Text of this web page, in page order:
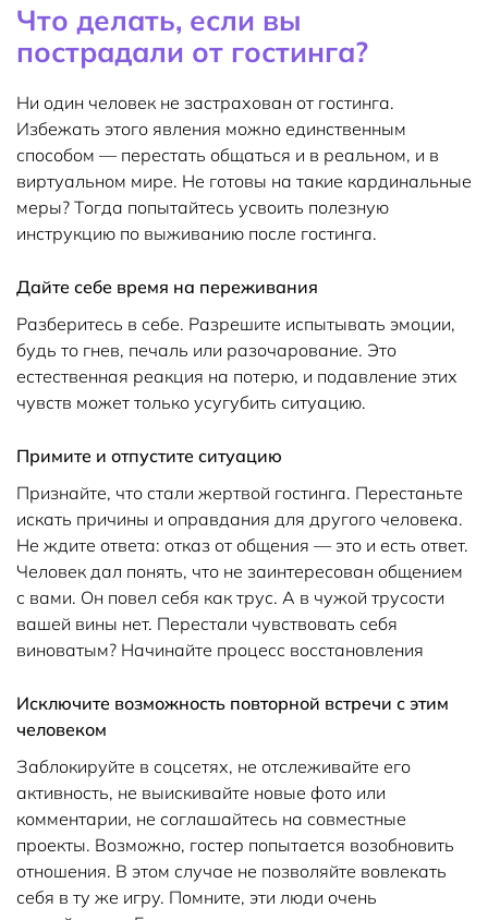
Что делать, если вы
пострадали от гостинга?
Ни один человек не застрахован от гостинга.
Избежать этого явления можно единственным
способом — перестать общаться и в реальном, и в
виртуальном мире. Не готовы на такие кардинальные
меры? Тогда попытайтесь усвоить полезную
инструкцию по выживанию после гостинга.
Дайте себе время на переживания
Разберитесь в себе. Разрешите испытывать эмоции,
будь то гнев, печаль или разочарование. Это
естественная реакция на потерю, и подавление этих
чувств может только усугубить ситуацию.
Примите и отпустите ситуацию
Признайте, что стали жертвой гостинга. Перестаньте
искать причины и оправдания для другого человека.
Не ждите ответа: отказ от общения — это и есть ответ.
Человек дал понять, что не заинтересован общением
с вами. Он повел себя как трус. А в чужой трусости
вашей вины нет. Перестали чувствовать себя
виноватым? Начинайте процесс восстановления
Исключите возможность повторной встречи с этим
человеком
Заблокируйте в соцсетях, не отслеживайте его
активность, не выискивайте новые фото или
комментарии, не соглашайтесь на совместные
проекты. Возможно, гостер попытается возобновить
отношения. В этом случае не позволяйте вовлекать
себя в ту же игру. Помните, эти люди очень